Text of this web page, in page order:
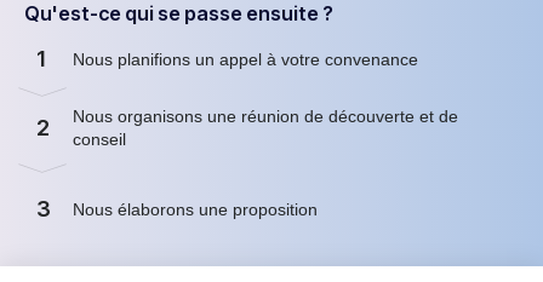
Qu'est-ce qui se passe ensuite ?
1 Nous planifions un appel à votre convenance
2
Nous organisons une réunion de découverte et de
conseil
3 Nous élaborons une proposition